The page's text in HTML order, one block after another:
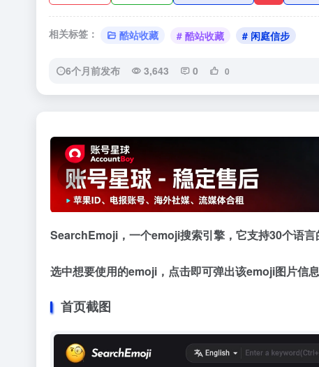
相关标签： 酷站收藏 # 酷站收藏 # 闲庭信步
6个月前发布 3,643 0 0
‹
SearchEmoji，一个emoji搜索引擎，它支持30个语言
选中想要使用的emoji，点击即可弹出该emoji图片信
首页截图